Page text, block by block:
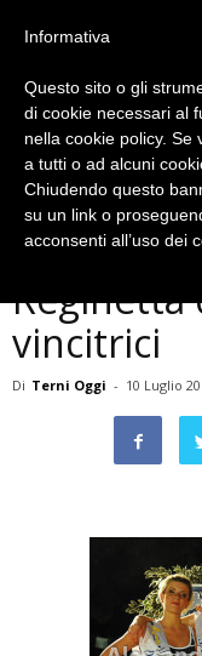
Musica e Spettacoli
Prima
Reginetta
vincitrici
Di Terni Oggi - 10 Luglio
Informativa
Questo sito o gli
di cookie necessari al
nella cookie policy. Se
a tutti o ad alcuni
Chiudendo questo
su un link o
acconsenti all’uso dei